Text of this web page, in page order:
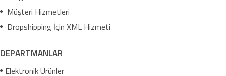
Müşteri Hizmetleri
Dropshipping İçin XML Hizmeti
DEPARTMANLAR
Elektronik Ürünler